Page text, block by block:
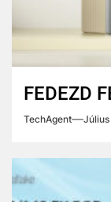
FEDEZD
TechAgent